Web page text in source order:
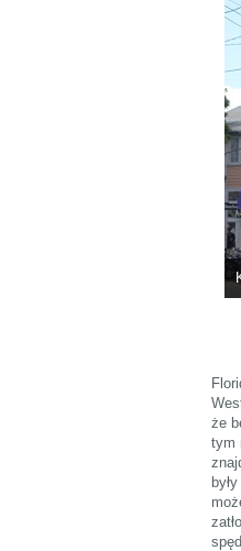
że
tym